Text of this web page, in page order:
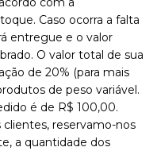
Caso ocorra a falta
entregue e o valor
O valor total de sua
de 20% (para mais
de peso variável.
é de R$ 100,00.
reservamo-nos
a quantidade dos